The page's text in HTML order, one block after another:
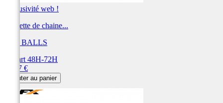
Exclusivité web !
Roulette de chaine...
ALL BALLS
Départ 48H-72H
13,07 €
Ajouter au panier